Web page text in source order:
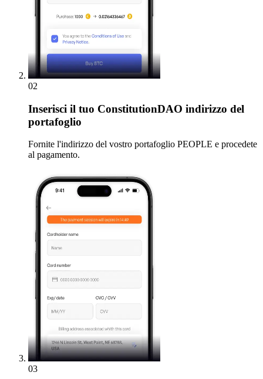
02
Inserisci il tuo ConstitutionDAO indirizzo del
portafoglio
Fornite l'indirizzo del vostro portafoglio PEOPLE e procedete
al pagamento.
03